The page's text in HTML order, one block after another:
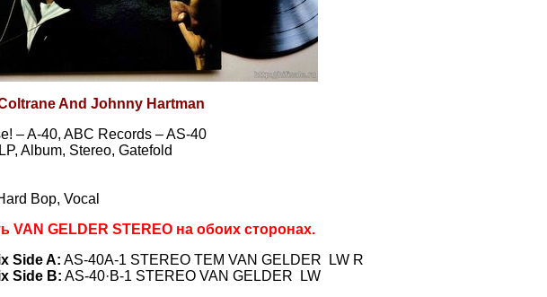
And Johnny Hartman
– A-40, ABC Records – AS-40
Album, Stereo, Gatefold
Bop, Vocal
VAN GELDER STEREO на обоих сторонах.
Side A: AS-40A-1 STEREO TEM VAN GELDER LW R
Side B: AS-40·B-1 STEREO VAN GELDER LW